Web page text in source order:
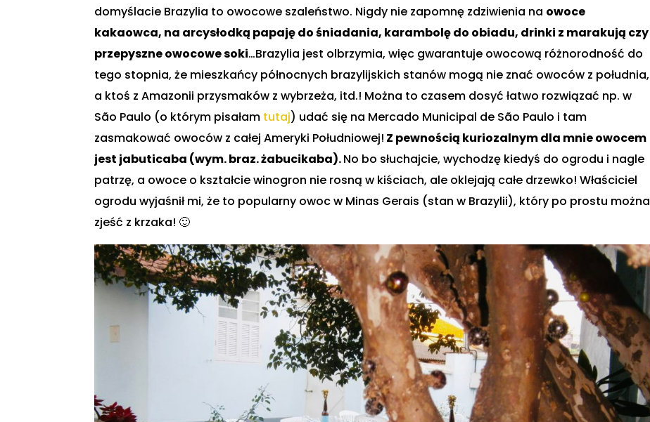
domyślacie Brazylia to owocowe szaleństwo. Nigdy nie zapomnę zdziwienia na owoce
kakaowca, na arcysłodką papaję do śniadania, karambolę do obiadu, drinki z marakują czy
przepyszne owocowe soki…Brazylia jest olbrzymia, więc gwarantuje owocową różnorodność do
tego stopnia, że mieszkańcy północnych brazylijskich stanów mogą nie znać owoców z południa,
a ktoś z Amazonii przysmaków z wybrzeża, itd.! Można to czasem dosyć łatwo rozwiązać np. w
São Paulo (o którym pisałam tutaj) udać się na Mercado Municipal de São Paulo i tam
zasmakować owoców z całej Ameryki Południowej! Z pewnością kuriozalnym dla mnie owocem
jest jabuticaba (wym. braz. żabucikaba).No bo słuchajcie, wychodzę kiedyś do ogrodu i nagle
patrzę, a owoce o kształcie winogron nie rosną w kiściach, ale oklejają całe drzewko! Właściciel
ogrodu wyjaśnił mi, że to popularny owoc w Minas Gerais (stan w Brazylii), który po prostu można
zjeść z krzaka! 🙂